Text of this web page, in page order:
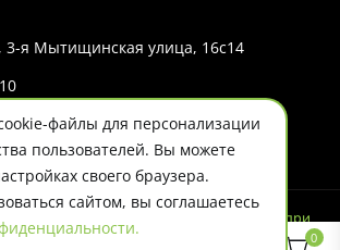
0
3-я Мытищинская улица, 16с14
несет информационный характер и ни при
не является публичной офертой.
файлы для персонализации
пользователей. Вы можете
своего браузера.
сайтом, вы соглашаетесь